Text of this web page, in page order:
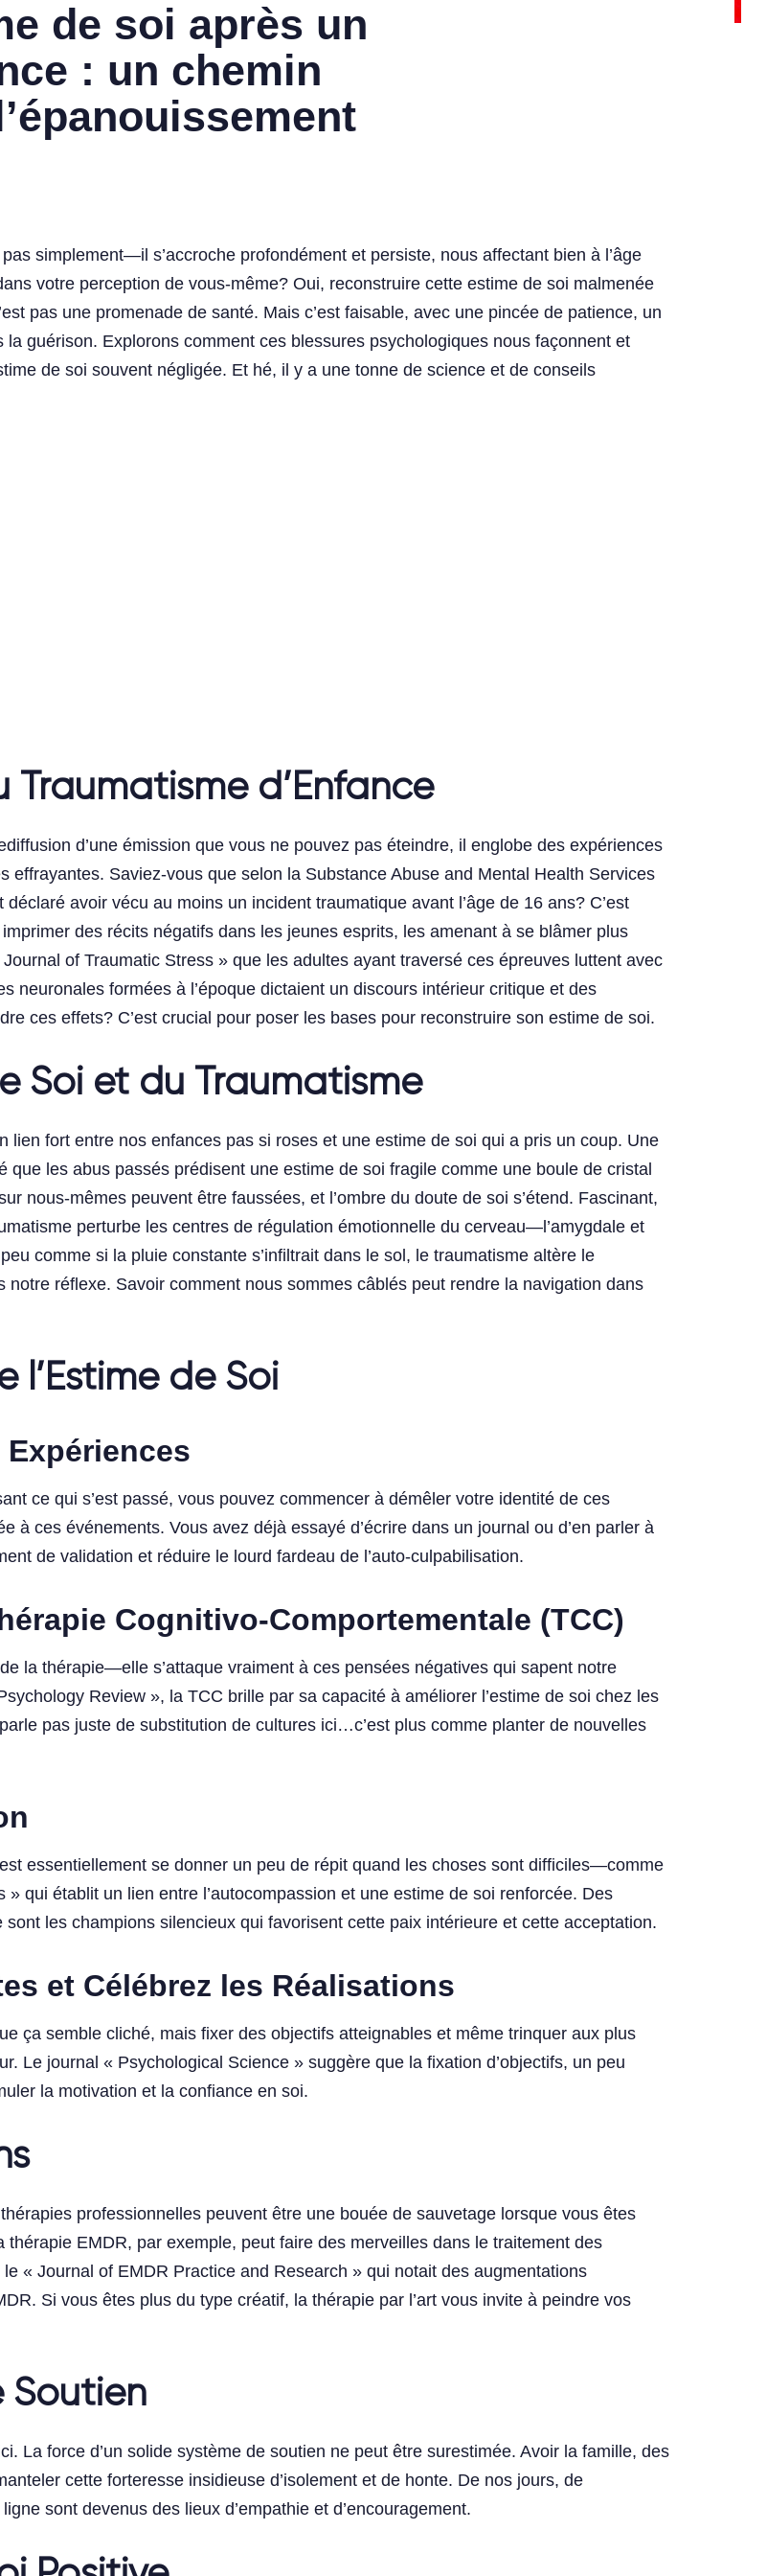
de soi après un
: un chemin
simplement—il s’accroche profondément et persiste, nous affectant bien à l’âge
votre perception de vous-même? Oui, reconstruire cette estime de soi malmenée
pas une promenade de santé. Mais c’est faisable, avec une pincée de patience, un
guérison. Explorons comment ces blessures psychologiques nous façonnent et
de soi souvent négligée. Et hé, il y a une tonne de science et de conseils
d’Enfance
d’une émission que vous ne pouvez pas éteindre, il englobe des expériences
effrayantes. Saviez-vous que selon la Substance Abuse and Mental Health Services
avoir vécu au moins un incident traumatique avant l’âge de 16 ans? C’est
des récits négatifs dans les jeunes esprits, les amenant à se blâmer plus
of Traumatic Stress » que les adultes ayant traversé ces épreuves luttent avec
neuronales formées à l’époque dictaient un discours intérieur critique et des
ces effets? C’est crucial pour poser les bases pour reconstruire son estime de soi.
Soi et du Traumatisme
lien fort entre nos enfances pas si roses et une estime de soi qui a pris un coup. Une
les abus passés prédisent une estime de soi fragile comme une boule de cristal
nous-mêmes peuvent être faussées, et l’ombre du doute de soi s’étend. Fascinant,
perturbe les centres de régulation émotionnelle du cerveau—l’amygdale et
comme si la pluie constante s’infiltrait dans le sol, le traumatisme altère le
réflexe. Savoir comment nous sommes câblés peut rendre la navigation dans
l’Estime de Soi
Expériences
ce qui s’est passé, vous pouvez commencer à démêler votre identité de ces
à ces événements. Vous avez déjà essayé d’écrire dans un journal ou d’en parler à
de validation et réduire le lourd fardeau de l’auto-culpabilisation.
Cognitivo-Comportementale (TCC)
la thérapie—elle s’attaque vraiment à ces pensées négatives qui sapent notre
Review », la TCC brille par sa capacité à améliorer l’estime de soi chez les
pas juste de substitution de cultures ici…c’est plus comme planter de nouvelles
essentiellement se donner un peu de répit quand les choses sont difficiles—comme
qui établit un lien entre l’autocompassion et une estime de soi renforcée. Des
les champions silencieux qui favorisent cette paix intérieure et cette acceptation.
et Célébrez les Réalisations
ça semble cliché, mais fixer des objectifs atteignables et même trinquer aux plus
Le journal « Psychological Science » suggère que la fixation d’objectifs, un peu
la motivation et la confiance en soi.
professionnelles peuvent être une bouée de sauvetage lorsque vous êtes
EMDR, par exemple, peut faire des merveilles dans le traitement des
« Journal of EMDR Practice and Research » qui notait des augmentations
Si vous êtes plus du type créatif, la thérapie par l’art vous invite à peindre vos
Soutien
La force d’un solide système de soutien ne peut être surestimée. Avoir la famille, des
cette forteresse insidieuse d’isolement et de honte. De nos jours, de
sont devenus des lieux d’empathie et d’encouragement.